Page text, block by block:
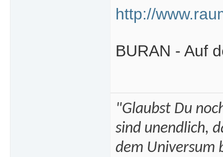
http://
BURAN - Auf
"Glaubst Du
sind unendlich,
dem Universum